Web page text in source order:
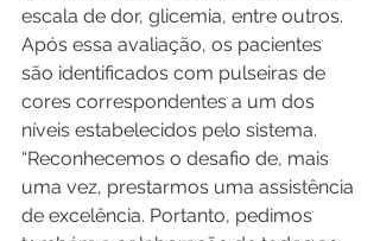
escala de dor, glicemia, entre outros.
Após essa avaliação, os pacientes
são identificados com pulseiras de
cores correspondentes a um dos
níveis estabelecidos pelo sistema.
“Reconhecemos o desafio de, mais
uma vez, prestarmos uma assistência
de excelência. Portanto, pedimos